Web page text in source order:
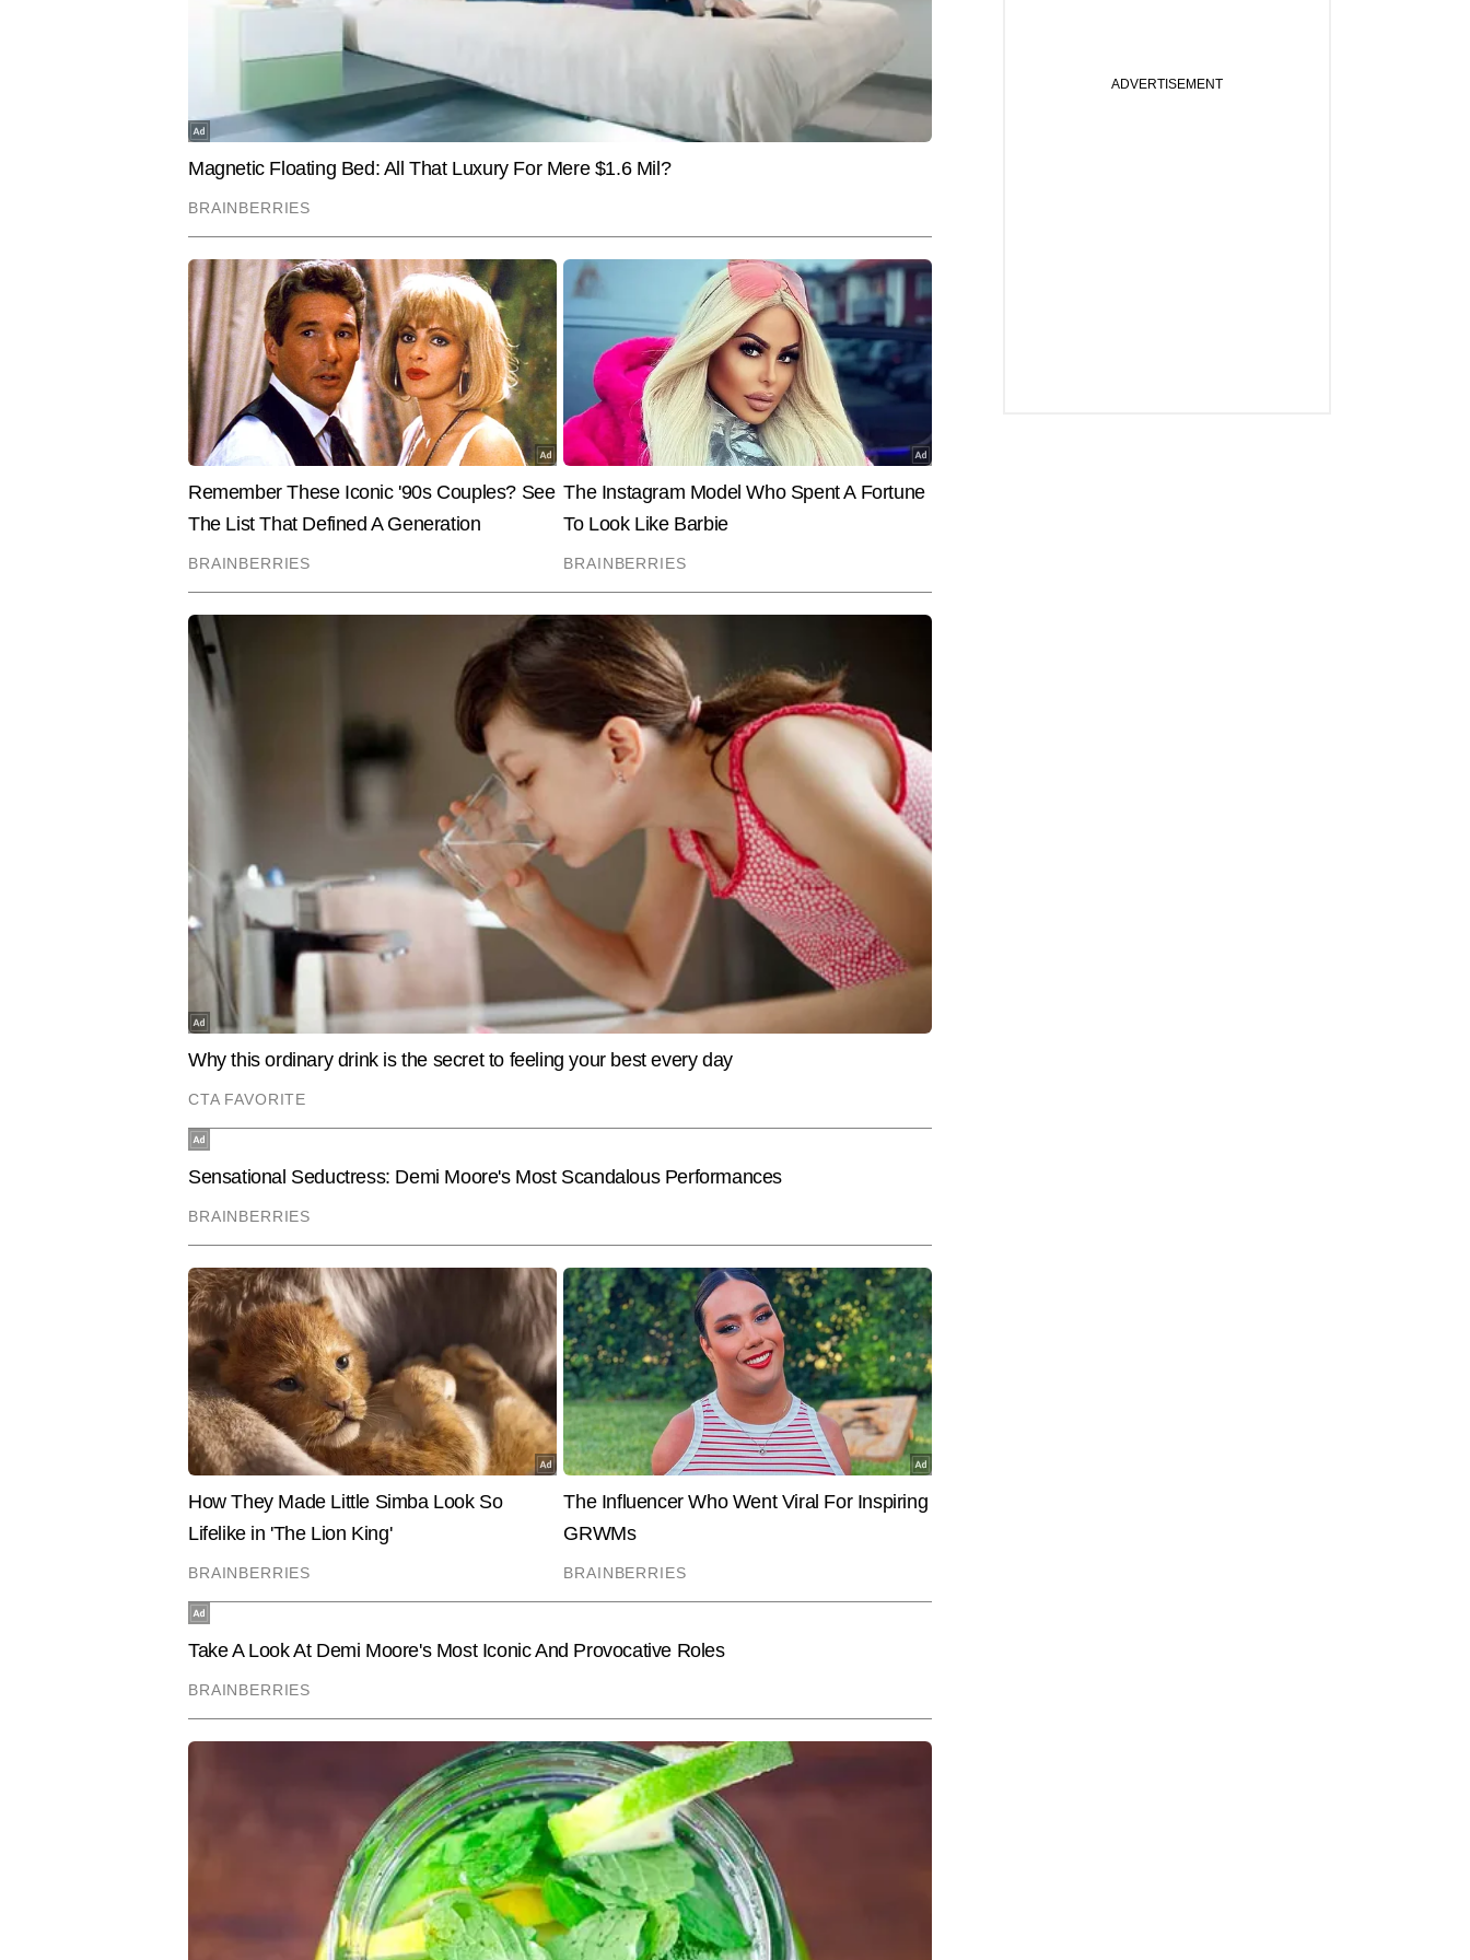
आलोक कुमार राव AUTHOR
19 वर्षों से मीडिया जगत में सक्रिय आलोक राव ने प्रिंट, न्यूज एजेंसी, टीवी और डिजिटल चारों ही माध्यमों में काम किया है। इस
लंबे अनुभव ने उन्हें समाचारों की समझ, प्रेजेंटेशन, डिटेलिंग और न्यूजरूम डायनेमिक्स में असाधारण दक्षता प्रदान की है। राष्ट्रीय
एवं अंतरराष्ट्रीय घटनाक्रमों में विशेष रुचि रखने के साथ-साथ जियो-पॉलिटिक्स एवं डिफेंस की स्टोरीज में इनकी खासी दिलचस्पी
है। आलोक ने अलग-अलग माध्यमों में काम करते हुए समाचारों की समझ, प्रस्तुति और विश्लेषण में मजबूत दक्षता विकसित की है
और अब तक 25,000 से अधिक आर्टिकल तैयार कर चुके हैं। तथ्यों की गहन जांच, मजबूत न्यूज सेंस और तेज निर्णय क्षमता
उनकी पत्रकारिता की प्रमुख खासियतें हैं।
Hindi NewsIndia
End of Article